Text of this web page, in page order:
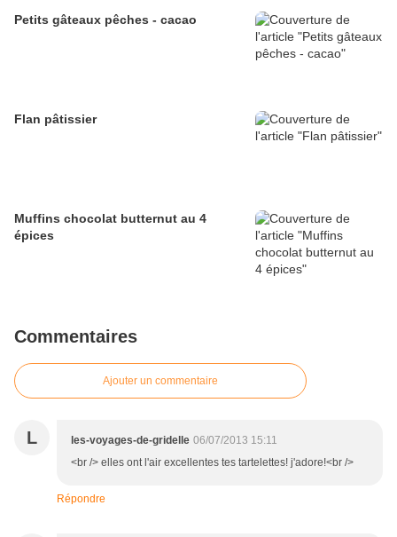
Petits gâteaux pêches - cacao
Flan pâtissier
Muffins chocolat butternut au 4
épices
Commentaires
Ajouter un commentaire
L les-voyages-de-gridelle 06/07/2013 15:11
<br /> elles ont l'air excellentes tes tartelettes! j'adore!<br />
Répondre